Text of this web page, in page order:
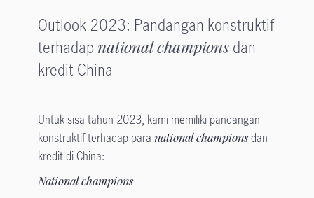
Outlook 2023: Pandangan konstruktif
terhadap national championsdan
kredit China
Untuk sisa tahun 2023, kami memiliki pandangan
konstruktif terhadap para national championsdan
kredit di China:
National champions